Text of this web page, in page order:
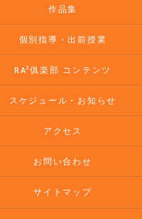
作品集
個別指導・出前授業
RA²俱楽部 コンテンツ
スケジュール・お知らせ
アクセス
お問い合わせ
サイトマップ